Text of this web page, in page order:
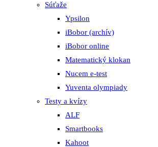
Súťaže
Ypsilon
iBobor (archív)
iBobor online
Matematický klokan
Nucem e-test
Yuventa olympiady
Testy a kvízy
ALF
Smartbooks
Kahoot